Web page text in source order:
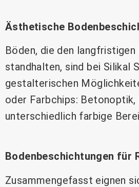
Ästhetische
Böden, die den
standhalten, sind bei Silikal
gestalterischen
oder Farbchips:
unterschiedlich farbige
Bodenbeschichtungen für
Zusammengefasst eignen